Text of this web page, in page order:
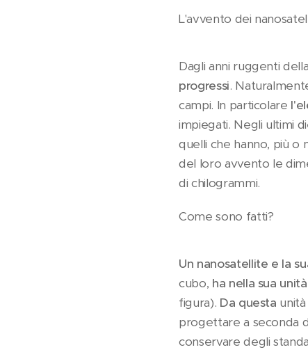
L'avvento dei
Dagli anni ruggenti
progressi.
campi. In particolare
impiegati. Negli ultimi
quelli che hanno, più o
del loro avvento le
di chilogrammi.
Come sono fatti?
Un nanosatellite e la
cubo, ha nella sua
figura). Da questa
progettare a seconda
conservare degli